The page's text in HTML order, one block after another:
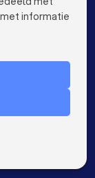
keyboard_arrow_down
informatie